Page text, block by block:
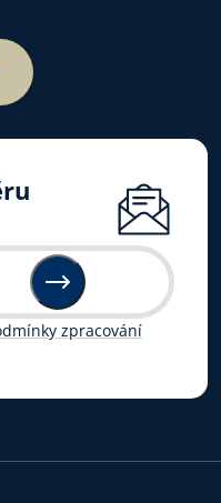
zpracování